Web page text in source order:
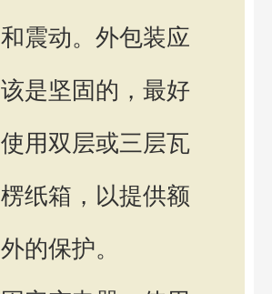
和震动。外包装应
该是坚固的，最好
使用双层或三层瓦
楞纸箱，以提供额
外的保护。